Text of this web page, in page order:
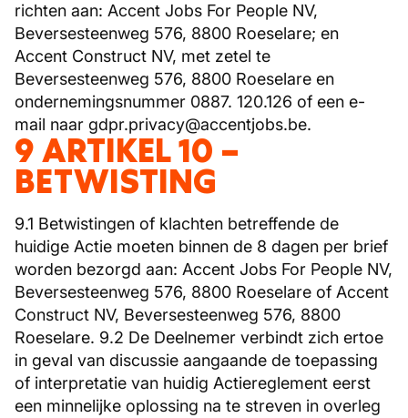
richten aan: Accent Jobs For People NV,
Beversesteenweg 576, 8800 Roeselare; en
Accent Construct NV, met zetel te
Beversesteenweg 576, 8800 Roeselare en
ondernemingsnummer 0887. 120.126 of een e-
mail naar gdpr.privacy@accentjobs.be.
9 ARTIKEL 10 –
BETWISTING
9.1 Betwistingen of klachten betreffende de
huidige Actie moeten binnen de 8 dagen per brief
worden bezorgd aan: Accent Jobs For People NV,
Beversesteenweg 576, 8800 Roeselare of Accent
Construct NV, Beversesteenweg 576, 8800
Roeselare. 9.2 De Deelnemer verbindt zich ertoe
in geval van discussie aangaande de toepassing
of interpretatie van huidig Actiereglement eerst
een minnelijke oplossing na te streven in overleg